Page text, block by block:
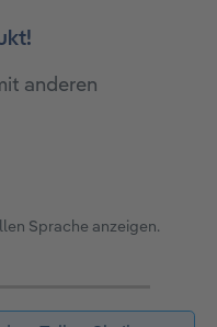
von 0 von 5 Sternen
anderen
Sprache anzeigen.